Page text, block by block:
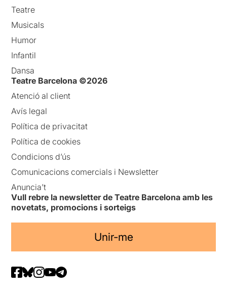
Teatre
Musicals
Humor
Infantil
Dansa
Teatre Barcelona ©2026
Atenció al client
Avís legal
Política de privacitat
Política de cookies
Condicions d’ús
Comunicacions comercials i Newsletter
Anuncia’t
Vull rebre la newsletter de Teatre Barcelona amb les
novetats, promocions i sorteigs
Unir-me